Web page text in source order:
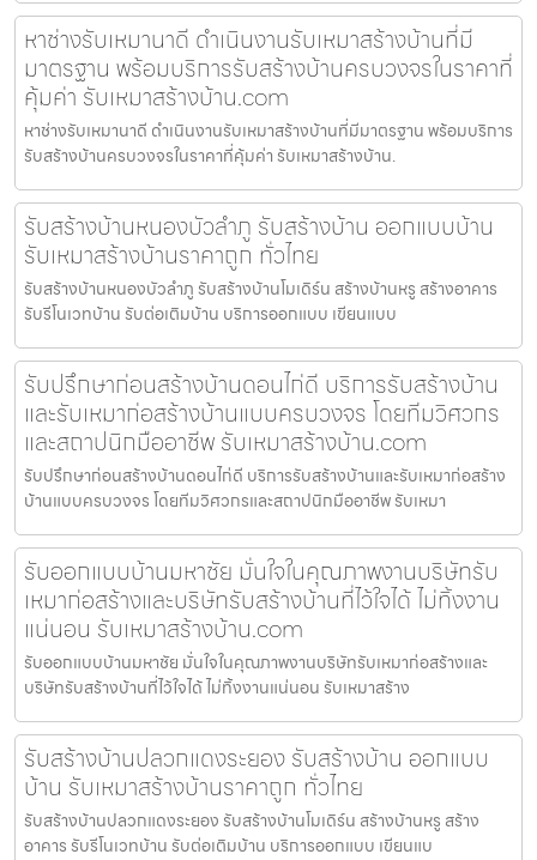
หาช่างรับเหมานาดี ดำเนินงานรับเหมาสร้างบ้านที่มี
มาตรฐาน พร้อมบริการรับสร้างบ้านครบวงจรในราคาที่
คุ้มค่า รับเหมาสร้างบ้าน.com
หาช่างรับเหมานาดี ดำเนินงานรับเหมาสร้างบ้านที่มีมาตรฐาน พร้อมบริการ
รับสร้างบ้านครบวงจรในราคาที่คุ้มค่า รับเหมาสร้างบ้าน.
รับสร้างบ้านหนองบัวลำภู รับสร้างบ้าน ออกแบบบ้าน
รับเหมาสร้างบ้านราคาถูก ทั่วไทย
รับสร้างบ้านหนองบัวลำภู รับสร้างบ้านโมเดิร์น สร้างบ้านหรู สร้างอาคาร
รับรีโนเวทบ้าน รับต่อเติมบ้าน บริการออกแบบ เขียนแบบ
รับปรึกษาก่อนสร้างบ้านดอนไก่ดี บริการรับสร้างบ้าน
และรับเหมาก่อสร้างบ้านแบบครบวงจร โดยทีมวิศวกร
และสถาปนิกมืออาชีพ รับเหมาสร้างบ้าน.com
รับปรึกษาก่อนสร้างบ้านดอนไก่ดี บริการรับสร้างบ้านและรับเหมาก่อสร้าง
บ้านแบบครบวงจร โดยทีมวิศวกรและสถาปนิกมืออาชีพ รับเหมา
รับออกแบบบ้านมหาชัย มั่นใจในคุณภาพงานบริษัทรับ
เหมาก่อสร้างและบริษัทรับสร้างบ้านที่ไว้ใจได้ ไม่ทิ้งงาน
แน่นอน รับเหมาสร้างบ้าน.com
รับออกแบบบ้านมหาชัย มั่นใจในคุณภาพงานบริษัทรับเหมาก่อสร้างและ
บริษัทรับสร้างบ้านที่ไว้ใจได้ ไม่ทิ้งงานแน่นอน รับเหมาสร้าง
รับสร้างบ้านปลวกแดงระยอง รับสร้างบ้าน ออกแบบ
บ้าน รับเหมาสร้างบ้านราคาถูก ทั่วไทย
รับสร้างบ้านปลวกแดงระยอง รับสร้างบ้านโมเดิร์น สร้างบ้านหรู สร้าง
อาคาร รับรีโนเวทบ้าน รับต่อเติมบ้าน บริการออกแบบ เขียนแบ